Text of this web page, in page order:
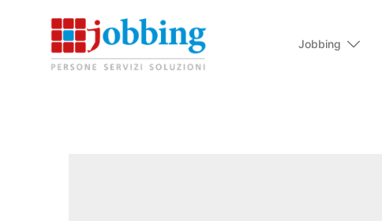
Jobbing